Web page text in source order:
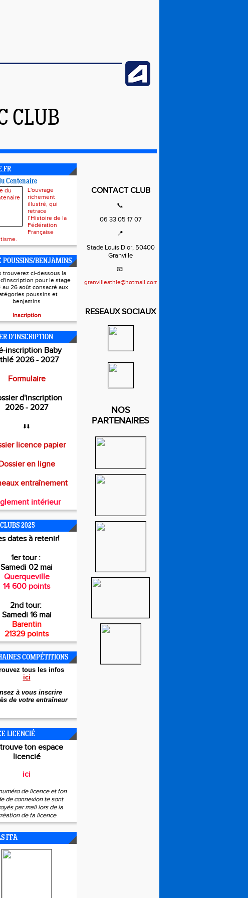
CLUB
Centenaire
L'ouvrage
richement
illustré, qui
retrace
l’Histoire de la
Fédération
Française
POUSSINS/BENJAMINS
trouverez ci-dessous la
pour le stage
au 26 août consacré aux
poussins et
benjamins
Inscription
D'INSCRIPTION
inscription Baby
2026 - 2027
Formulaire
d'inscription
2026 - 2027
⬇️⬇️
licence papier
en ligne
entraînement
intérieur
2025
dates à retenir!
1er tour :
Samedi 02 mai
Querqueville
14 600 points
2nd tour:
Samedi 16 mai
Barentin
21329 points
COMPÉTITIONS
ouvez tous les infos
ici
à vous inscrire
de votre entraîneur
LICENCIÉ
ton espace
licencié
ici
de licence et ton
de connexion te sont
par mail lors de la
de ta licence
FFA
CONTACT CLUB
📞
06 33 05 17 07
📍
Stade Louis Dior, 50400
Granville
📧
granvilleathle@hotmail.com
RESEAUX SOCIAUX
NOS
PARTENAIRES